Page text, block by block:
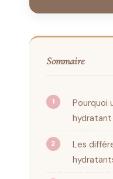
Sommaire
Pourquoi
hydratant
Les